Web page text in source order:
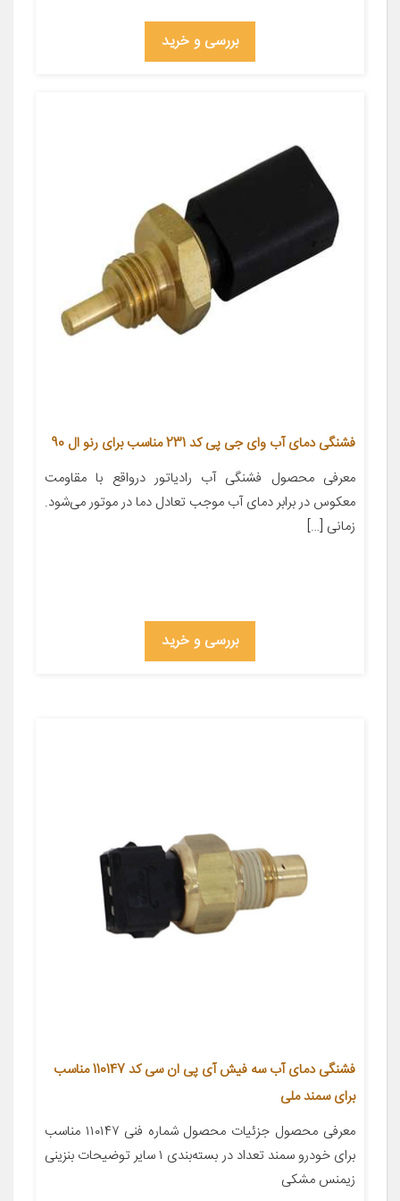
بررسی و خرید
فشنگی دمای آب وای جی پی کد 231 مناسب برای رنو ال 90
معرفی محصول فشنگی آب رادیاتور درواقع با مقاومت
معکوس در برابر دمای آب موجب تعادل دما در موتور می‌شود.
زمانی […]
بررسی و خرید
فشنگی دمای آب سه فیش آی پی ان سی کد 110147 مناسب
برای سمند ملی
معرفی محصول جزئیات محصول شماره فنی ۱۱۰۱۴۷ مناسب
برای خودرو سمند تعداد در بسته‌بندی ۱ سایر توضیحات بنزینی
زیمنس مشکی